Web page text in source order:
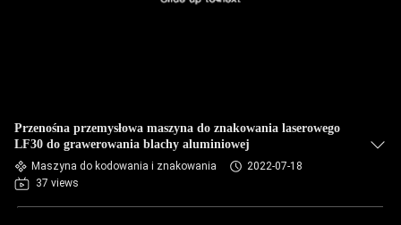
Przenośna przemysłowa maszyna do znakowania laserowego
LF30 do grawerowania blachy aluminiowej
Maszyna do kodowania i znakowania
2022-07-18
37 views